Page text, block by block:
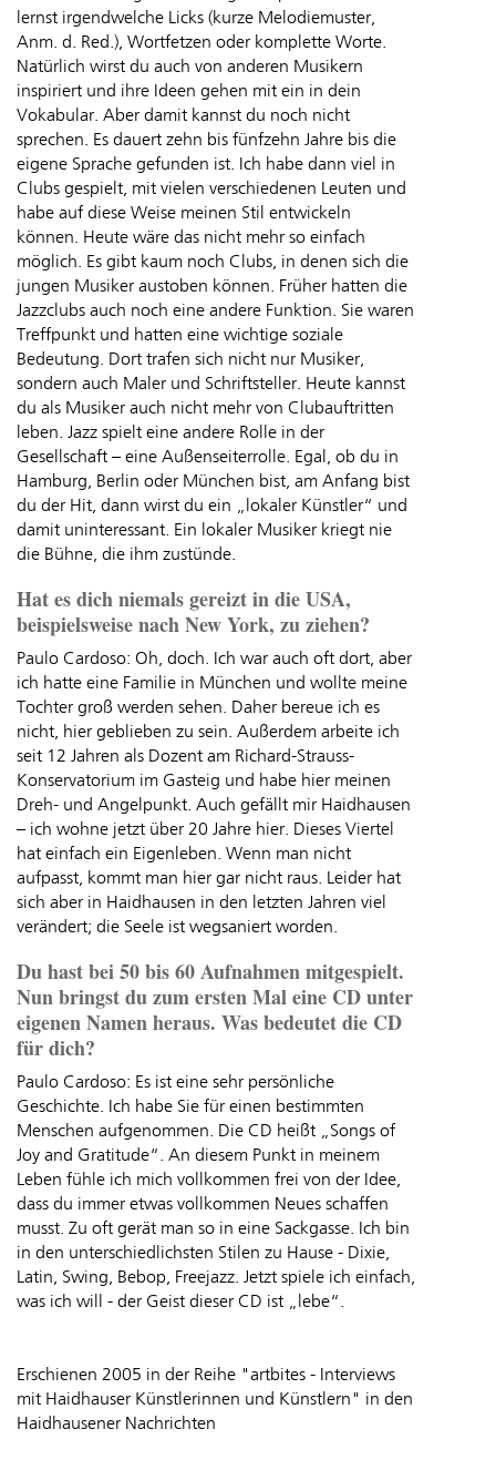
lernst irgendwelche Licks (kurze Melodiemuster,
Anm. d. Red.), Wortfetzen oder komplette Worte.
Natürlich wirst du auch von anderen Musikern
inspiriert und ihre Ideen gehen mit ein in dein
Vokabular. Aber damit kannst du noch nicht
sprechen. Es dauert zehn bis fünfzehn Jahre bis die
eigene Sprache gefunden ist. Ich habe dann viel in
Clubs gespielt, mit vielen verschiedenen Leuten und
habe auf diese Weise meinen Stil entwickeln
können. Heute wäre das nicht mehr so einfach
möglich. Es gibt kaum noch Clubs, in denen sich die
jungen Musiker austoben können. Früher hatten die
Jazzclubs auch noch eine andere Funktion. Sie waren
Treffpunkt und hatten eine wichtige soziale
Bedeutung. Dort trafen sich nicht nur Musiker,
sondern auch Maler und Schriftsteller. Heute kannst
du als Musiker auch nicht mehr von Clubauftritten
leben. Jazz spielt eine andere Rolle in der
Gesellschaft – eine Außenseiterrolle. Egal, ob du in
Hamburg, Berlin oder München bist, am Anfang bist
du der Hit, dann wirst du ein „lokaler Künstler“ und
damit uninteressant. Ein lokaler Musiker kriegt nie
die Bühne, die ihm zustünde.
Hat es dich niemals gereizt in die USA,
beispielsweise nach New York, zu ziehen?
Paulo Cardoso: Oh, doch. Ich war auch oft dort, aber
ich hatte eine Familie in München und wollte meine
Tochter groß werden sehen. Daher bereue ich es
nicht, hier geblieben zu sein. Außerdem arbeite ich
seit 12 Jahren als Dozent am Richard-Strauss-
Konservatorium im Gasteig und habe hier meinen
Dreh- und Angelpunkt. Auch gefällt mir Haidhausen
– ich wohne jetzt über 20 Jahre hier. Dieses Viertel
hat einfach ein Eigenleben. Wenn man nicht
aufpasst, kommt man hier gar nicht raus. Leider hat
sich aber in Haidhausen in den letzten Jahren viel
verändert; die Seele ist wegsaniert worden.
Du hast bei 50 bis 60 Aufnahmen mitgespielt.
Nun bringst du zum ersten Mal eine CD unter
eigenen Namen heraus. Was bedeutet die CD
für dich?
Paulo Cardoso: Es ist eine sehr persönliche
Geschichte. Ich habe Sie für einen bestimmten
Menschen aufgenommen. Die CD heißt „Songs of
Joy and Gratitude“. An diesem Punkt in meinem
Leben fühle ich mich vollkommen frei von der Idee,
dass du immer etwas vollkommen Neues schaffen
musst. Zu oft gerät man so in eine Sackgasse. Ich bin
in den unterschiedlichsten Stilen zu Hause - Dixie,
Latin, Swing, Bebop, Freejazz. Jetzt spiele ich einfach,
was ich will - der Geist dieser CD ist „lebe“.
Erschienen 2005 in der Reihe "artbites - Interviews
mit Haidhauser Künstlerinnen und Künstlern" in den
Haidhausener Nachrichten